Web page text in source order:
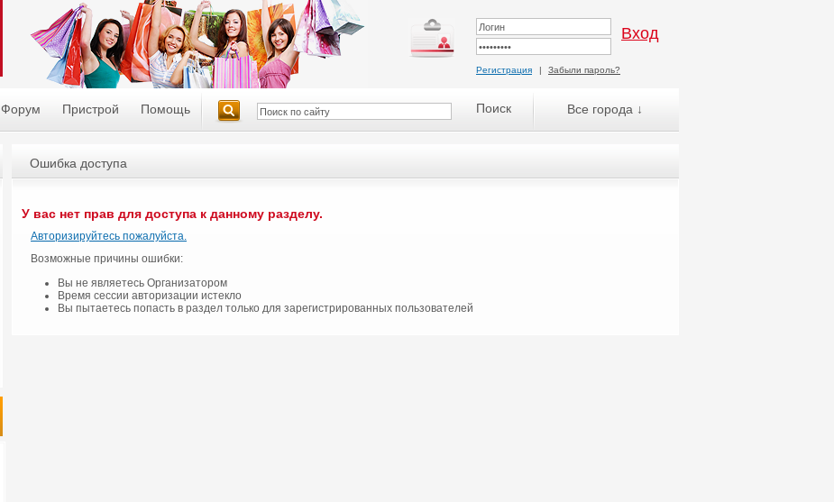
Регистрация | Забыли пароль?
Форум Пристрой Помощь Все города ↓
Ошибка доступа
У вас нет прав для доступа к данному разделу.
Авторизируйтесь пожалуйста.
Возможные причины ошибки:
Вы не являетесь Организатором
Время сессии авторизации истекло
Вы пытаетесь попасть в раздел только для зарегистрированных пользователей